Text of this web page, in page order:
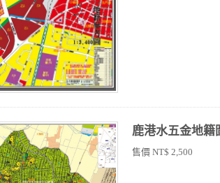
鹿港水五金地籍
售價 NT$ 2,500